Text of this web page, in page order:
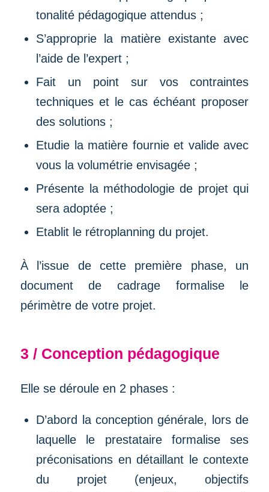
tonalité pédagogique attendus ;
S’approprie la matière existante avec
l’aide de l’expert ;
Fait un point sur vos contraintes
techniques et le cas échéant proposer
des solutions ;
Etudie la matière fournie et valide avec
vous la volumétrie envisagée ;
Présente la méthodologie de projet qui
sera adoptée ;
Etablit le rétroplanning du projet.
À l’issue de cette première phase, un
document de cadrage formalise le
périmètre de votre projet.
3 / Conception pédagogique
Elle se déroule en 2 phases :
D’abord la conception générale, lors de
laquelle le prestataire formalise ses
préconisations en détaillant le contexte
du projet (enjeux, objectifs